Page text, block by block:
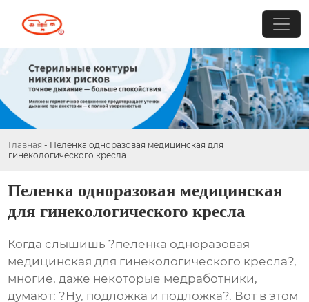
Главная - Пеленка одноразовая медицинская для
гинекологического кресла
Пеленка одноразовая медицинская
для гинекологического кресла
Когда слышишь ?пеленка одноразовая
медицинская для гинекологического кресла?,
многие, даже некоторые медработники,
думают: ?Ну, подложка и подложка?. Вот в этом